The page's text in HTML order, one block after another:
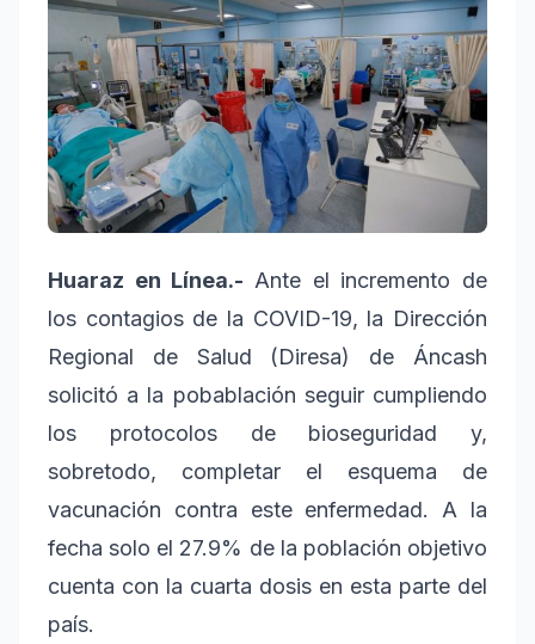
Huaraz en Línea.- Ante el incremento de
los contagios de la COVID-19, la Dirección
Regional de Salud (Diresa) de Áncash
solicitó a la pobablación seguir cumpliendo
los protocolos de bioseguridad y,
sobretodo, completar el esquema de
vacunación contra este enfermedad. A la
fecha solo el 27.9% de la población objetivo
cuenta con la cuarta dosis en esta parte del
país.